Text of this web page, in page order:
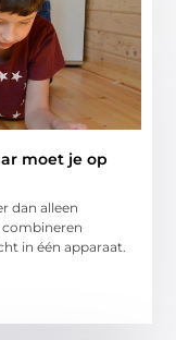
moet je op
dan alleen
combineren
in één apparaat.